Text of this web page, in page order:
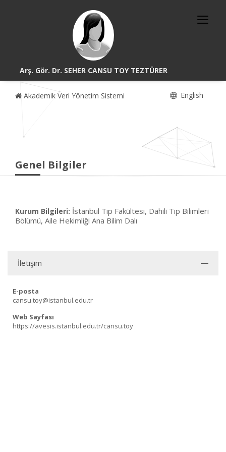
Arş. Gör. Dr. SEHER CANSU TOY TEZTÜRER
Akademik Veri Yönetim Sistemi English
Genel Bilgiler
Kurum Bilgileri: İstanbul Tıp Fakültesi, Dahili Tıp Bilimleri
Bölümü, Aile Hekimliği Ana Bilim Dalı
İletişim
E-posta
cansu.toy@istanbul.edu.tr
Web Sayfası
https://avesis.istanbul.edu.tr/cansu.toy